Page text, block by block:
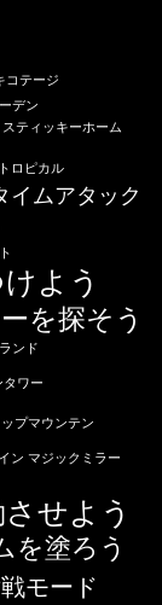
コテージ
デン
スティッキーホーム
ロピカル
イムアタック
よう
を探そう
ンド
タワー
プマウンテン
ン マジックミラー
せよう
を塗ろう
モード